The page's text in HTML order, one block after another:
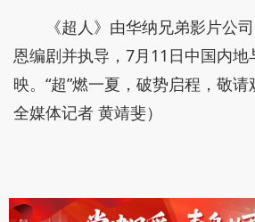
《超人》由华纳兄弟影片公
恩编剧并执导，7月11日中国内地
映。“超”燃一夏，破势启程，敬
全媒体记者 黄靖斐）